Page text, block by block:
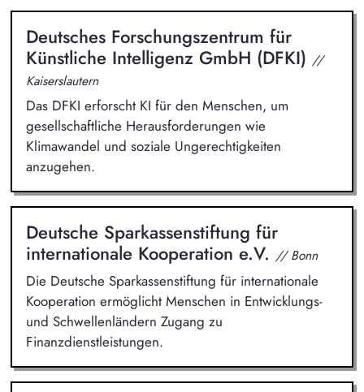
Deutsches Forschungszentrum für
Künstliche Intelligenz GmbH (DFKI) //
Kaiserslautern
Das DFKI erforscht KI für den Menschen, um
gesellschaftliche Herausforderungen wie
Klimawandel und soziale Ungerechtigkeiten
anzugehen.
Deutsche Sparkassenstiftung für
internationale Kooperation e.V. // Bonn
Die Deutsche Sparkassenstiftung für internationale
Kooperation ermöglicht Menschen in Entwicklungs-
und Schwellenländern Zugang zu
Finanzdienstleistungen.